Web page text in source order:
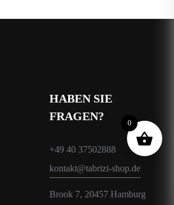
HABEN SIE
FRAGEN?
+49 40 37502888
kontakt@tabrizi-shop.de
Brook 7, 20457 Hamburg
0